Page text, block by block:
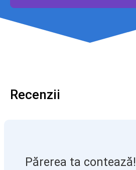
Recenzii
Părerea ta contează!